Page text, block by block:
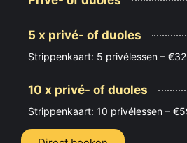
5 x privé- of duoles
Strippenkaart: 5 privélessen –
10 x privé- of duoles
Strippenkaart: 10 privélessen –